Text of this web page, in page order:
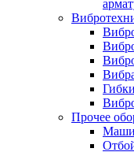
Прочее